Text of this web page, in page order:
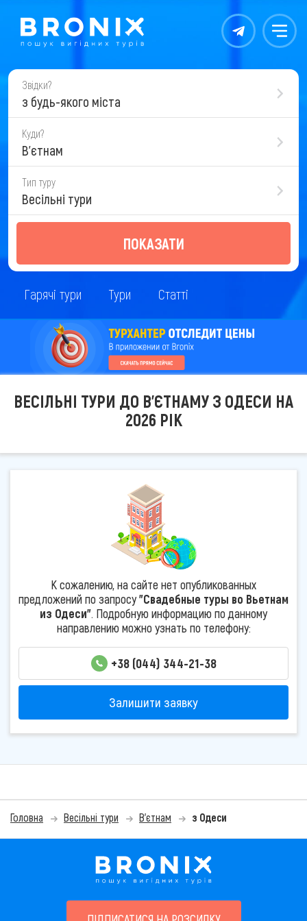
Контакты Меню
Звідки?
з будь-якого міста
Куди?
В'єтнам
Тип туру
Весільні тури
ПОКАЗАТИ
Гарячі тури Тури Статті
ВЕСІЛЬНІ ТУРИ ДО В'ЄТНАМУ З ОДЕСИ НА
2026 РІК
К сожалению, на сайте нет опубликованных
предложений по запросу"Свадебные туры во Вьетнам
из Одеси". Подробную информацию по данному
направлению можно узнать по телефону:
+38 (044) 344-21-38
Залишити заявку
Головна Весільні тури В'єтнам з Одеси